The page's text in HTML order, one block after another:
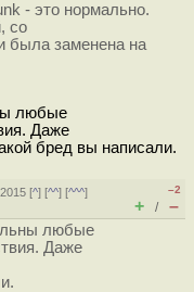
- это нормально.
со
была заменена на
любые
Даже
бред вы написали.
[^] [^^] [^^^]
–2
+ / –
любые
Даже